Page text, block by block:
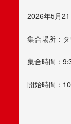
2026年5月
集合場所：
集合時間：
開始時間：